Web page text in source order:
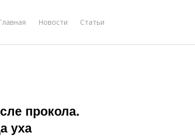
Новости Статьи
прокола.
уха